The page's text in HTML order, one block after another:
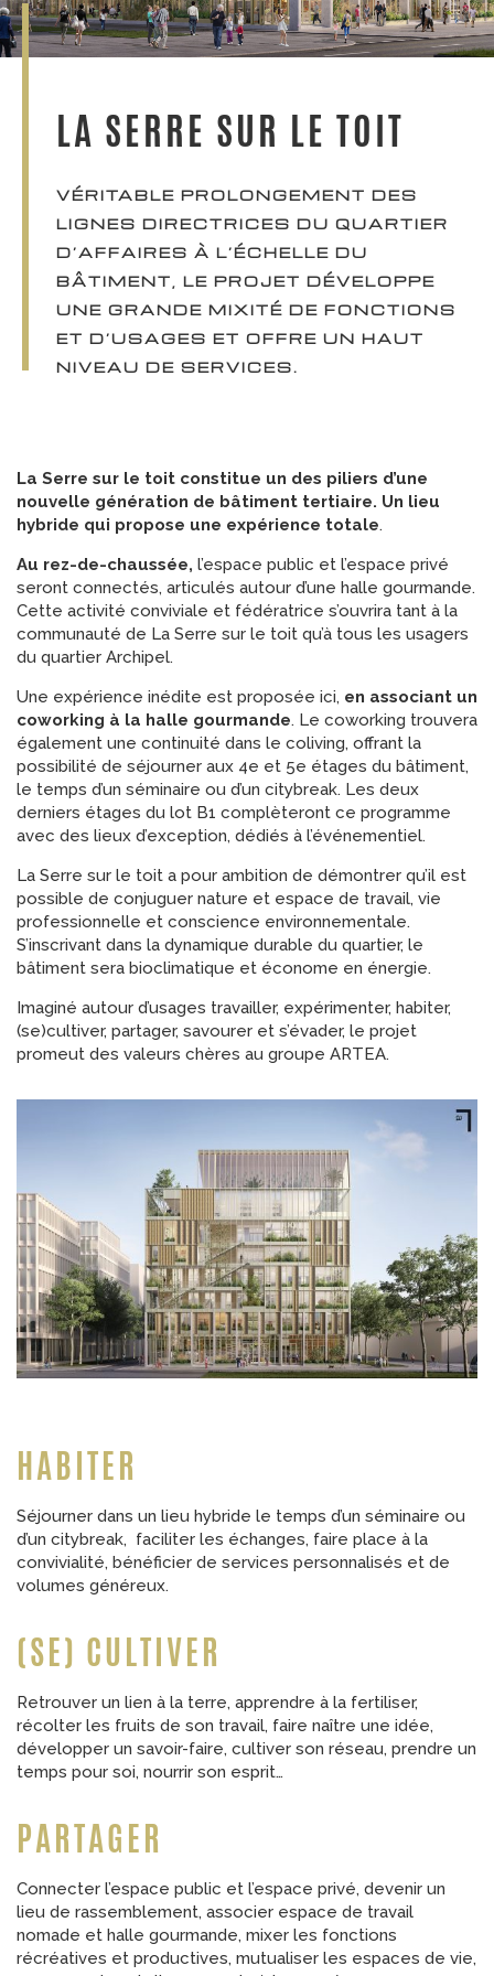
LA SERRE SUR LE TOIT
VÉRITABLE PROLONGEMENT DES
LIGNES DIRECTRICES DU QUARTIER
D’AFFAIRES À L’ÉCHELLE DU
BÂTIMENT, LE PROJET DÉVELOPPE
UNE GRANDE MIXITÉ DE FONCTIONS
ET D’USAGES ET OFFRE UN HAUT
NIVEAU DE SERVICES.
La Serre sur le toit constitue un des piliers d’une
nouvelle génération de bâtiment tertiaire. Un lieu
hybride qui propose une expérience totale.
Au rez-de-chaussée, l’espace public et l’espace privé
seront connectés, articulés autour d’une halle gourmande.
Cette activité conviviale et fédératrice s’ouvrira tant à la
communauté de La Serre sur le toit qu’à tous les usagers
du quartier Archipel.
Une expérience inédite est proposée ici, en associant un
coworking à la halle gourmande. Le coworking trouvera
également une continuité dans le coliving, offrant la
possibilité de séjourner aux 4e et 5e étages du bâtiment,
le temps d’un séminaire ou d’un citybreak. Les deux
derniers étages du lot B1 complèteront ce programme
avec des lieux d’exception, dédiés à l’événementiel.
La Serre sur le toit a pour ambition de démontrer qu’il est
possible de conjuguer nature et espace de travail, vie
professionnelle et conscience environnementale.
S’inscrivant dans la dynamique durable du quartier, le
bâtiment sera bioclimatique et économe en énergie.
Imaginé autour d’usages travailler, expérimenter, habiter,
(se)cultiver, partager, savourer et s’évader, le projet
promeut des valeurs chères au groupe ARTEA.
HABITER
Séjourner dans un lieu hybride le temps d’un séminaire ou
d’un citybreak, faciliter les échanges, faire place à la
convivialité, bénéficier de services personnalisés et de
volumes généreux.
(SE) CULTIVER
Retrouver un lien à la terre, apprendre à la fertiliser,
récolter les fruits de son travail, faire naître une idée,
développer un savoir-faire, cultiver son réseau, prendre un
temps pour soi, nourrir son esprit…
PARTAGER
Connecter l’espace public et l’espace privé, devenir un
lieu de rassemblement, associer espace de travail
nomade et halle gourmande, mixer les fonctions
récréatives et productives, mutualiser les espaces de vie,